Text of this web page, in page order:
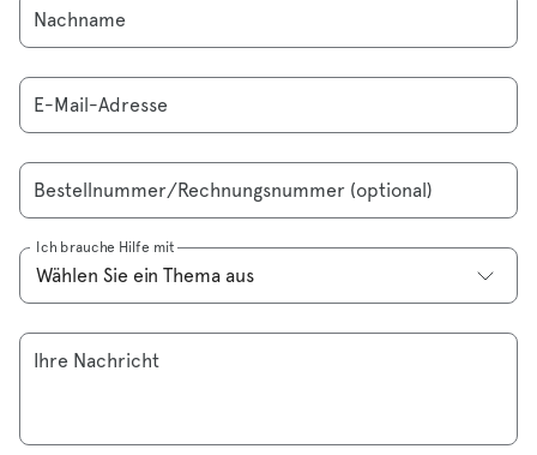
Nachname
E-Mail-Adresse
Bestellnummer/Rechnungsnummer (optional)
Ich brauche Hilfe mit
Ihre Nachricht